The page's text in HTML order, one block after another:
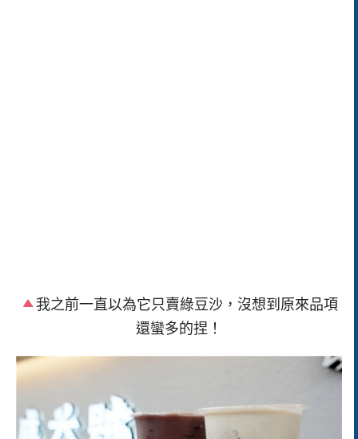
我之前一直以為它只賣綠豆沙，沒想到原來品項
還蠻多的捏！